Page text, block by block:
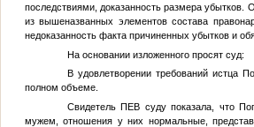
последствиями, доказанность размера убытков.
из вышеназванных элементов состава
недоказанность факта причиненных убытков и
На основании изложенного просят суд:
В удовлетворении требований истца
полном объеме.
СвидетельПЕВ суду показала, что
мужем, отношения у них нормальные,